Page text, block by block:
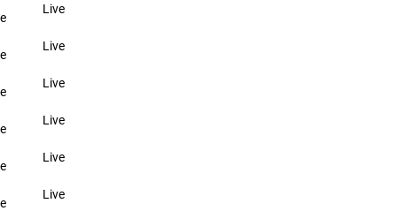
Live
Live
Live
Live
Live
Live